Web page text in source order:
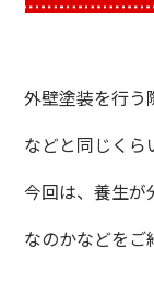
外壁塗装を行う
などと同じくら
今回は、養生が
なのかなどをご